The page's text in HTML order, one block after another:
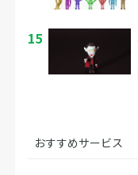
15
おすすめサービス